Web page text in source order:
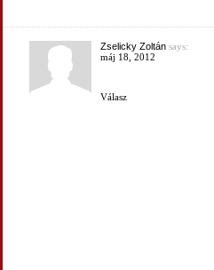
Zselicky Zoltánsays:
máj 18, 2012
Válasz